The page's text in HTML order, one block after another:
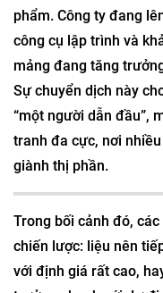
phẩm. Công ty đang
công cụ lập trình và
mảng đang tăng
Sự chuyển dịch này
“một người dẫn đầu”,
tranh đa cực, nơi
giành thị phần.
Trong bối cảnh đó,
chiến lược: liệu nên
với định giá rất cao,